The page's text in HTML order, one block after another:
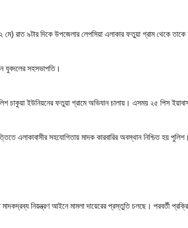
রাত ৯টার দিকে উপজেলার লেপসিয়া এলাকার ফতুয়া গ্রাম থেকে
যুবদলের সহসভাপতি।
চাকুয়া ইউনিয়নের ফতুয়া গ্রামে অভিযান চালায়। এসময় ২৫ পিস
এলাকাবাসীর সহযোগিতায় মাদক কারবারির অবস্থান নিশ্চিত হয়
নিয়ন্ত্রণ আইনে মামলা দায়েরের প্রস্তুতি চলছে। পরবর্তী